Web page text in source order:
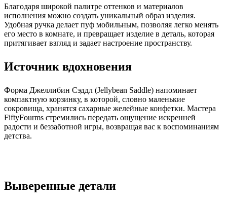
Благодаря широкой палитре оттенков и материалов
исполнения можно создать уникальный образ изделия.
Удобная ручка делает пуф мобильным, позволяя легко менять
его место в комнате, и превращает изделие в деталь, которая
притягивает взгляд и задает настроение пространству.
Источник вдохновения
Форма Джеллибин Сэддл (Jellybean Saddle) напоминает
компактную корзинку, в которой, словно маленькие
сокровища, хранятся сахарные желейные конфетки. Мастера
FiftyFourms стремились передать ощущение искренней
радости и беззаботной игры, возвращая вас к воспоминаниям
детства.
Выверенные детали